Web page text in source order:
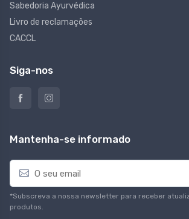
Sabedoria Ayurvédica
Livro de reclamações
CACCL
Siga-nos
Mantenha-se informado
E
a
i
l
*Subscreva a nossa newsletter para receber
produtos.